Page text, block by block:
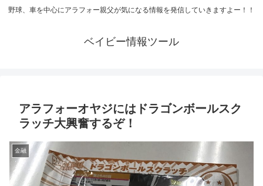
野球、車を中心にアラフォー親父が気になる情報を発信していきますよー！！
ベイビー情報ツール
アラフォーオヤジにはドラゴンボールスク
ラッチ大興奮するぞ！
金融